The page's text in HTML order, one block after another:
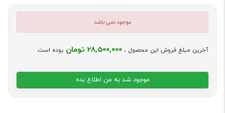
موجود نمی باشد
آخرین مبلغ فروش این محصول ، 28,500,000 تومان بوده است
موجود شد به من اطلاع بده